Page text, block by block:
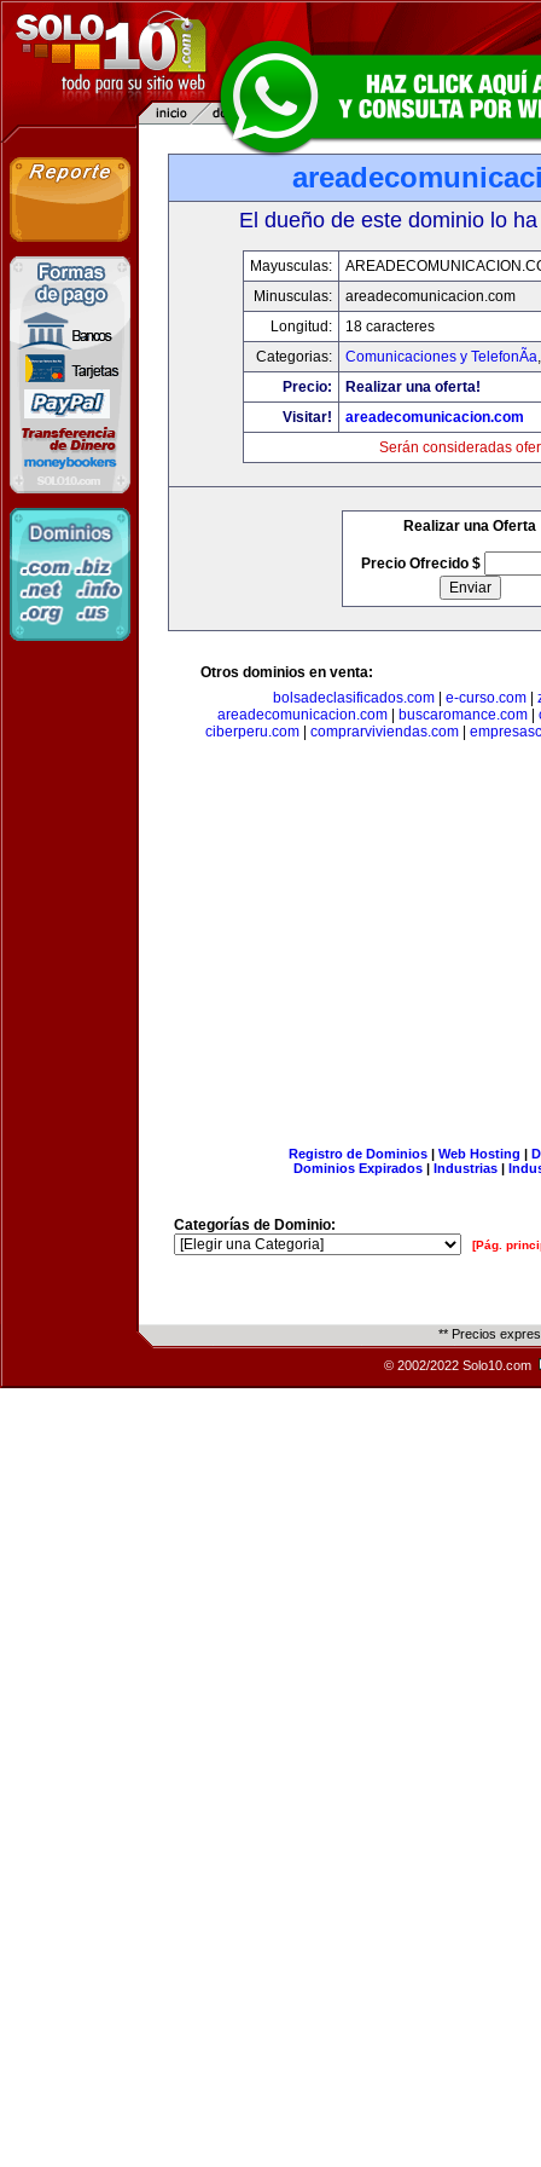
El dueño de este dominio lo
Mayusculas:
Minusculas:
areadecomunicacion.com
Longitud:
18 caracteres
Categorias:
Comunicaciones y TelefonÃ­a
Precio:
Realizar una oferta!
Visitar!
areadecomunicacion.com
Serán consideradas
Realizar una Oferta
Precio Ofrecido $
Otros dominios en venta:
bolsadeclasificados.com
e-curso.com
areadecomunicacion.com| buscaromance.com|
ciberperu.com
comprarviviendas.com
Registro de Dominios| Web Hosting |
Dominios Expirados | Industrias |
Categorías de Dominio:
[Pág.
** Precios
© 2002/2022 Solo10.com